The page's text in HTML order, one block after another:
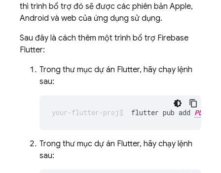
thì trình bổ trợ đó sẽ được các phiên bản Apple,
Android và web của ứng dụng sử dụng.
Sau đây là cách thêm một trình bổ trợ Firebase
Flutter:
Trong thư mục dự án Flutter, hãy chạy lệnh
sau:
flutter pub add
Trong thư mục dự án Flutter, hãy chạy lệnh
sau: